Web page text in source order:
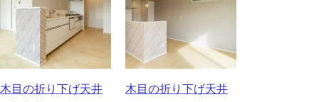
木目の折り下げ天井
木目の折り下げ天井